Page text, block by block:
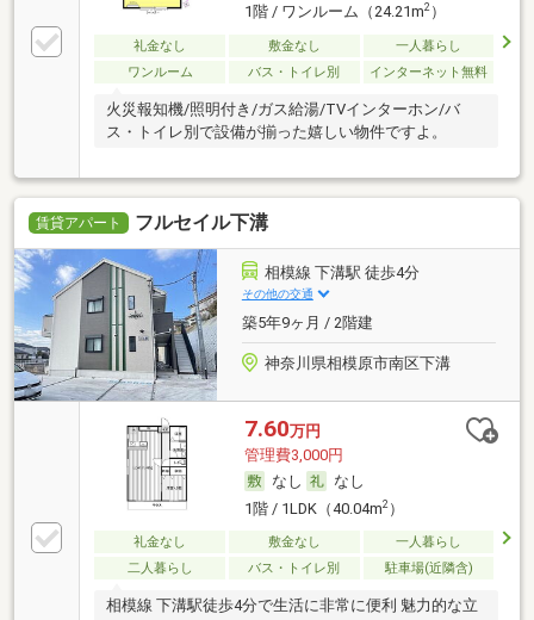
1階 / ワンルーム（24.21m2）
礼金なし 敷金なし
一人暮らし
ワンルーム
バス・トイレ別 インターネット無料
火災報知機/照明付き/ガス給湯/TVインターホン/バ
ス・トイレ別で設備が揃った嬉しい物件ですよ。
賃貸アパート フルセイル下溝
相模線 下溝駅 徒歩4分
その他の交通
築5年9ヶ月 / 2階建
神奈川県相模原市南区下溝
7.60万円
管理費3,000円
なし
なし
1階 / 1LDK（40.04m2）
礼金なし 敷金なし
一人暮らし
二人暮らし
バス・トイレ別 駐車場(近隣含)
相模線 下溝駅徒歩4分で生活に非常に便利 魅力的な立